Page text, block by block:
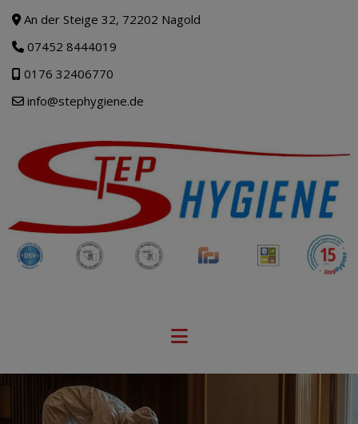
An der Steige 32, 72202 Nagold
07452 8444019
0176 32406770
info@stephygiene.de